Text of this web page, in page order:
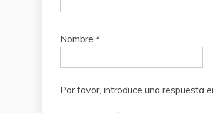
Nombre *
Por favor, introduce una respuesta